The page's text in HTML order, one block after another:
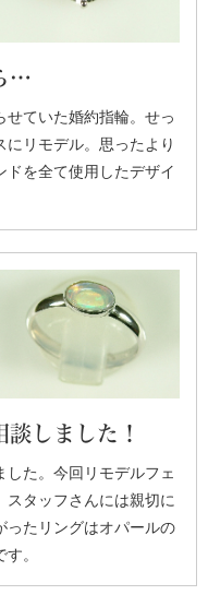
…
ていた婚約指輪。せっ
リモデル。思ったより
を全て使用したデザイ
しました！
た。今回リモデルフェ
スタッフさんには親切に
ったリングはオパールの
。